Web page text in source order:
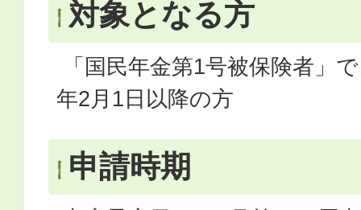
対象となる方
「国民年金第1号被保険者」
年2月1日以降の方
申請時期